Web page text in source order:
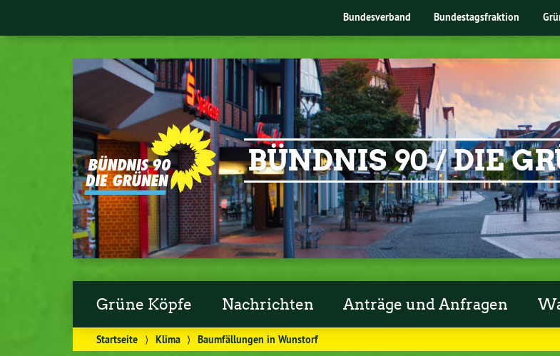
Bundesverband Bundestagsfraktion
BÜNDNIS 90 / DIE
Grüne Köpfe Nachrichten Anträge und Anfragen
Startseite ⟩ Klima ⟩ Baumfällungen in Wunstorf